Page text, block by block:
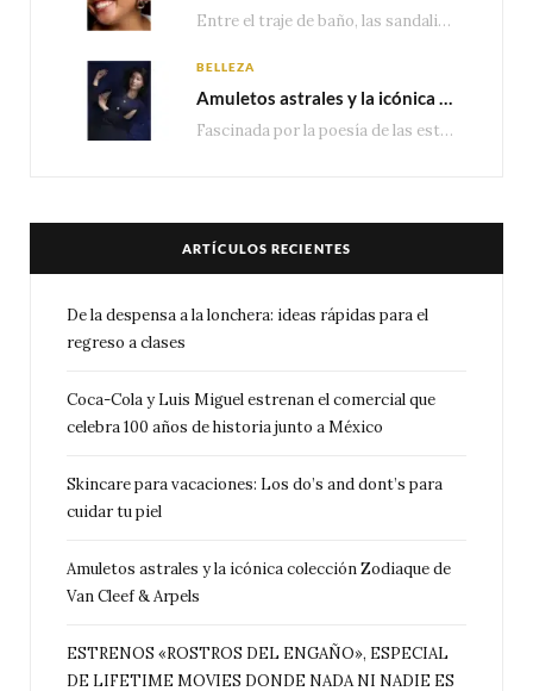
Entre el traje de baño, las sandalias, los lentes de sol y los looks que…
BELLEZA
Amuletos astrales y la icónica colección Zodiaque de Van Cleef & Arpels
Fascinada por la poesía de las estrellas, la Maison Van Cleef & Arpels celebra la llegada de las…
ARTÍCULOS RECIENTES
De la despensa a la lonchera: ideas rápidas para el
regreso a clases
Coca-Cola y Luis Miguel estrenan el comercial que
celebra 100 años de historia junto a México
Skincare para vacaciones: Los do’s and dont’s para
cuidar tu piel
Amuletos astrales y la icónica colección Zodiaque de
Van Cleef & Arpels
ESTRENOS «ROSTROS DEL ENGAÑO», ESPECIAL
DE LIFETIME MOVIES DONDE NADA NI NADIE ES